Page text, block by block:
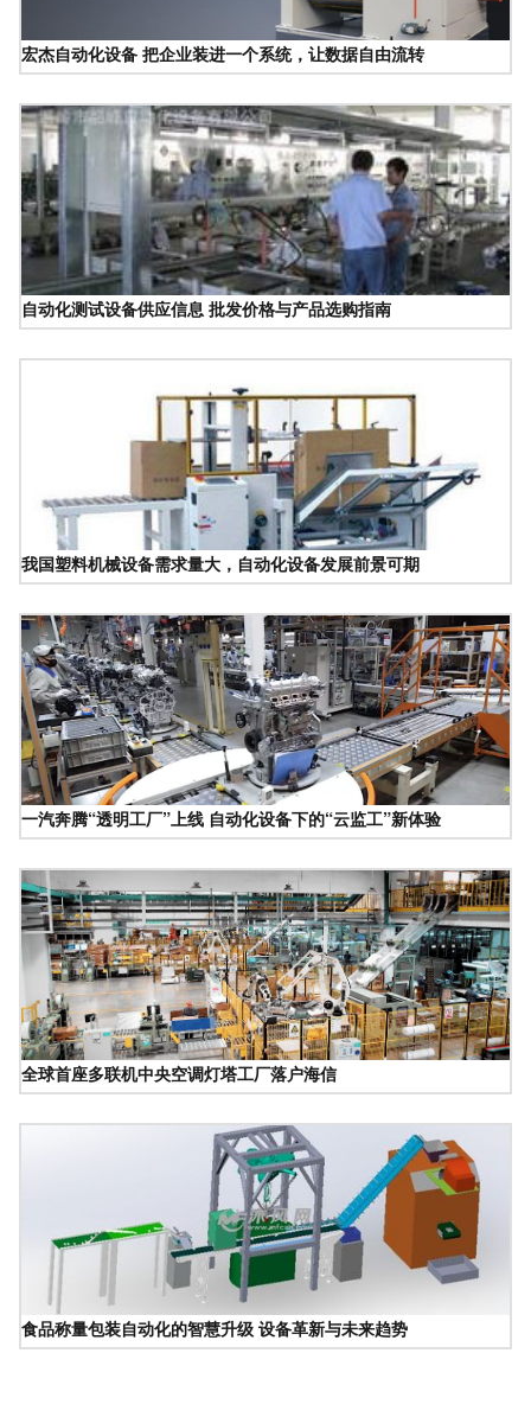
宏杰自动化设备 把企业装进一个系统，让数据自由流转
自动化测试设备供应信息 批发价格与产品选购指南
我国塑料机械设备需求量大，自动化设备发展前景可期
一汽奔腾“透明工厂”上线 自动化设备下的“云监工”新体验
全球首座多联机中央空调灯塔工厂落户海信
食品称量包装自动化的智慧升级 设备革新与未来趋势